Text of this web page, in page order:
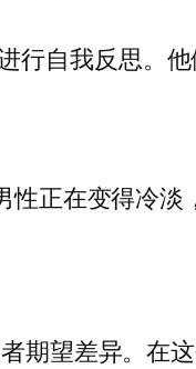
行自我反思。
正在变得冷
期望差异。在